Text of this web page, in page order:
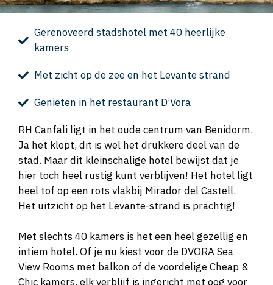
Gerenoveerd stadshotel met 40 heerlijke
kamers
Met zicht op de zee en het Levante strand
Genieten in het restaurant D’Vora
RH Canfali ligt in het oude centrum van Benidorm.
Ja het klopt, dit is wel het drukkere deel van de
stad. Maar dit kleinschalige hotel bewijst dat je
hier toch heel rustig kunt verblijven! Het hotel ligt
heel tof op een rots vlakbij Mirador del Castell.
Het uitzicht op het Levante-strand is prachtig!
Met slechts 40 kamers is het een heel gezellig en
intiem hotel. Of je nu kiest voor de DVORA Sea
View Rooms met balkon of de voordelige Cheap &
Chic kamers, elk verblijf is ingericht met oog voor